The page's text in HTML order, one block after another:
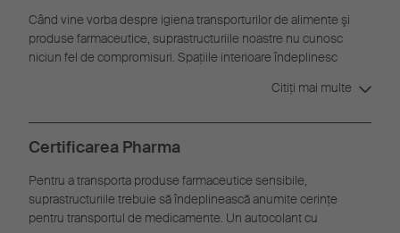
Când vine vorba despre igiena transporturilor de alimente şi
produse farmaceutice, suprastructuriile noastre nu cunosc
niciun fel de compromisuri. Spaţiile interioare îndeplinesc
Citiţi mai multe
Certificarea Pharma
Pentru a transporta produse farmaceutice sensibile,
suprastructuriile trebuie să îndeplinească anumite cerinţe
pentru transportul de medicamente. Un autocolant cu